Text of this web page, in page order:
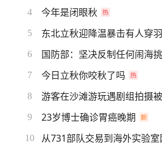
4 今年是闭眼秋
5 东北立秋迎降温暴击有人穿
6 国防部：坚决反制任何闹海
7 今日立秋你咬秋了吗
8
9 23岁博士确诊胃癌晚期
10 从731部队交易到海外实验